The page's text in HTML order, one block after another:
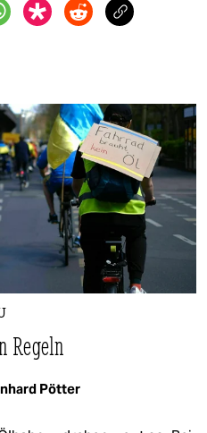
Regeln
Pötter